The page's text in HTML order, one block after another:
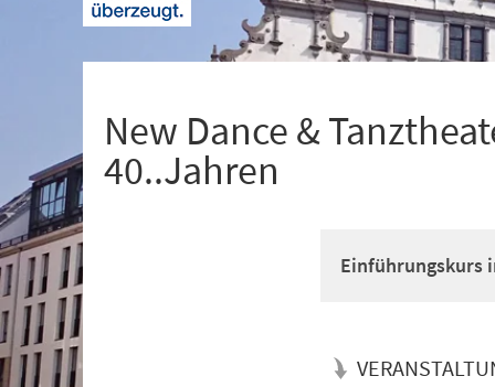
New Dance &
40..Jahren
Einführungskurs